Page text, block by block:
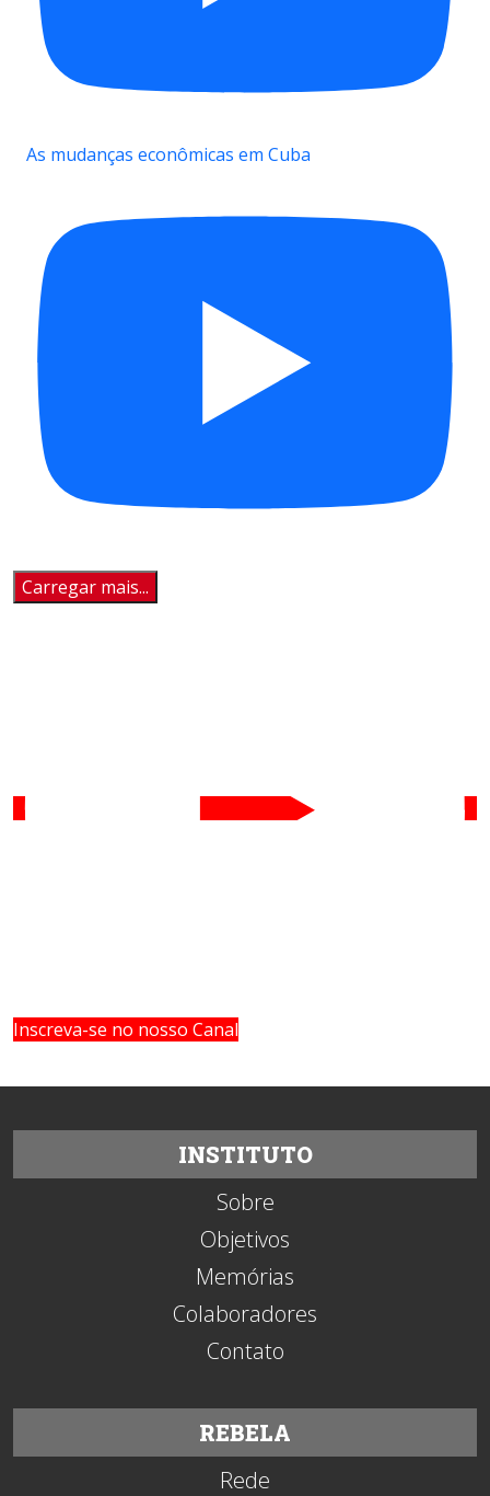
As mudanças econômicas em Cuba
Carregar mais...
Inscreva-se no nosso Canal
INSTITUTO
Sobre
Objetivos
Memórias
Colaboradores
Contato
REBELA
Rede